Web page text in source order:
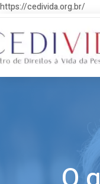
https://cedivida.org.br/